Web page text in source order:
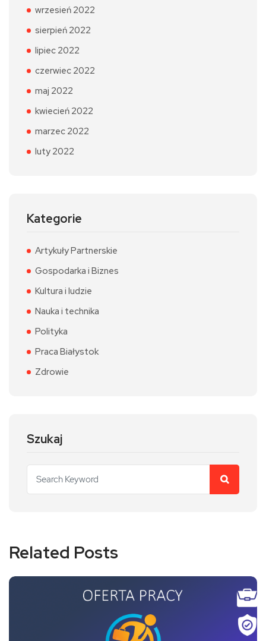
wrzesień 2022
sierpień 2022
lipiec 2022
czerwiec 2022
maj 2022
kwiecień 2022
marzec 2022
luty 2022
Kategorie
Artykuły Partnerskie
Gospodarka i Biznes
Kultura i ludzie
Nauka i technika
Polityka
Praca Białystok
Zdrowie
Szukaj
Related Posts